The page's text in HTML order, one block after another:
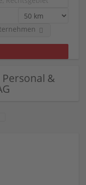
Personal &